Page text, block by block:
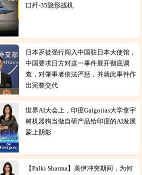
口歼-35隐形战机
日本歹徒强行闯入中国驻日本大使馆，
中国要求日方对这一事件展开彻底调
查，对肇事者依法严惩，并就此事件作
出完整交代
世界AI大会上，印度Galgotias大学拿宇
树机器狗当做自研产品给印度的AI发展
蒙上阴影
【Palki Sharma】美伊冲突期间，为何